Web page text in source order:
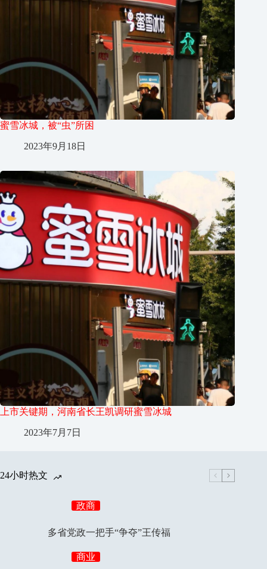
蜜雪冰城，被“虫”所困
2023年9月18日
上市关键期，河南省长王凯调研蜜雪冰城
2023年7月7日
24小时热文
政商
多省党政一把手“争夺”王传福
商业